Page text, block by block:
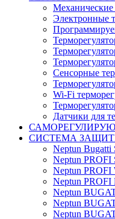
Механические
Электронные
Сенсорные
Wi-Fi
Датчики для
СИСТЕМА
Neptun Bugatti
Neptun
Neptun PROFI
Neptun PROFI
Neptun
Neptun
Neptun